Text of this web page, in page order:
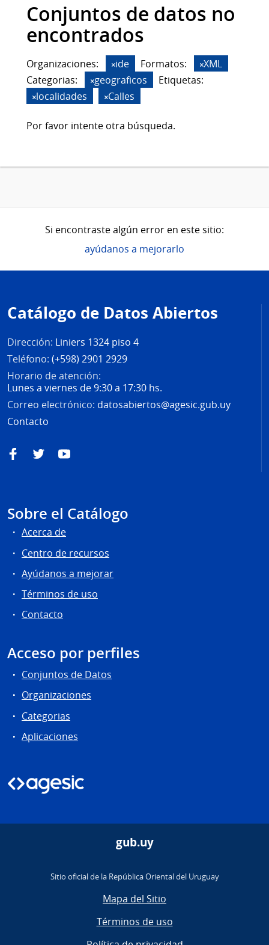
Conjuntos de datos no
encontrados
Organizaciones: ide Formatos:
XML
Categorias:
geograficos
Etiquetas:
localidades
Calles
Por favor intente otra búsqueda.
Si encontraste algún error en este sitio:
ayúdanos a mejorarlo
de
página
Catálogo de Datos Abiertos
Dirección: Liniers 1324 piso 4
Teléfono: (+598) 2901 2929
Horario de atención:
Lunes a viernes de 9:30 a 17:30 hs.
Correo electrónico: datosabiertos@agesic.gub.uy
Contacto
FacebookTwitterYouTube
Sobre el Catálogo
Acerca de
Centro de recursos
Ayúdanos a mejorar
Términos de uso
Contacto
Acceso por perfiles
Conjuntos de Datos
Organizaciones
Categorias
Aplicaciones
gub.uy
Sitio oficial de la República Oriental del Uruguay
Mapa del Sitio
Términos de uso